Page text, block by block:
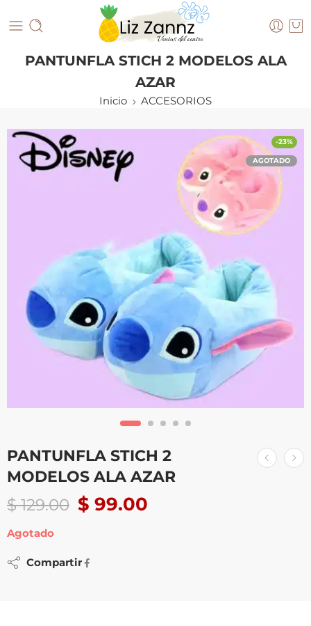
PANTUNFLA STICH 2 MODELOS ALA
AZAR
Inicio ACCESORIOS
-23%
AGOTADO
PANTUNFLA STICH 2
MODELOS ALA AZAR
$129.00 $ 99.00
Agotado
Compartir